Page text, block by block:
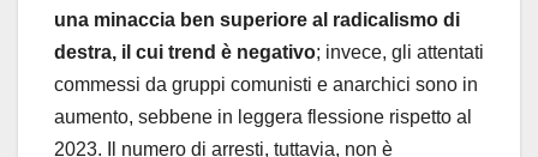
una minaccia ben superiore al radicalismo di
destra, il cui trend è negativo; invece, gli attentati
commessi da gruppi comunisti e anarchici sono in
aumento, sebbene in leggera flessione rispetto al
2023. Il numero di arresti, tuttavia, non è